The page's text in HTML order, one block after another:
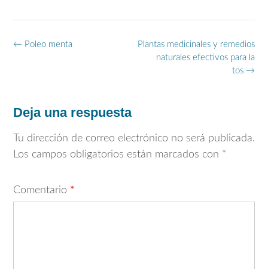
Navegación
Plantas medicinales y remedios
naturales efectivos para la
tos →
← Poleo menta
Deja una respuesta
Tu dirección de correo electrónico no será publicada.
Los campos obligatorios están marcados con *
Comentario *